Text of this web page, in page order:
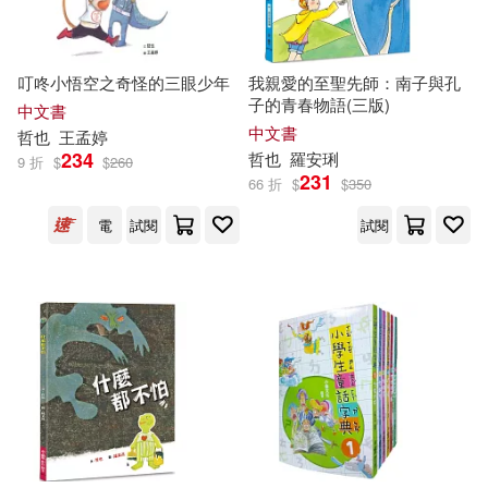
馬銀春(1) 龐建傑，王雄(1)
（意）里克·杜菲爾(1)
（日）堀井哲也(1)
（日）岡哲也(1)
（日）工藤康夫(1)
叮咚小悟空之奇怪的三眼少年
中文書
哲也 王孟婷
9 折 $234 $260
電 試閱
我親愛的至聖先師：南子與孔
子的青春物語(三版)
中文書
哲也 羅安琍
66 折 $231 $350
試閱